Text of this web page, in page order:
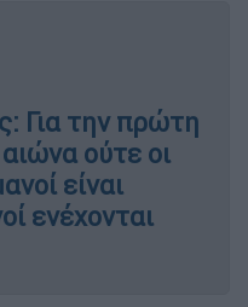
Για την πρώτη
ούτε οι
είναι
ενέχονται